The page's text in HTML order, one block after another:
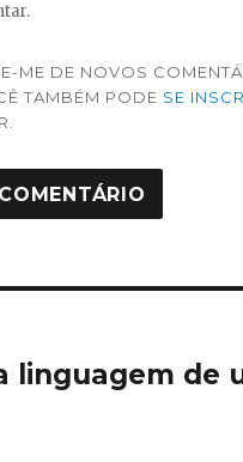
ME DE NOVOS
TAMBÉM PODE SE
linguagem de